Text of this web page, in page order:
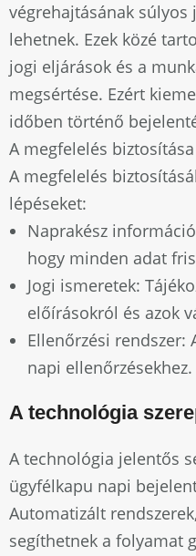
végrehajtásának súlyos
lehetnek. Ezek közé
jogi eljárások és a
megsértése. Ezért
időben történő
A megfelelés biztosítása
A megfelelés
lépéseket:
Naprakész
hogy minden adat
Jogi ismeretek:
előírásokról és azok
Ellenőrzési rendszer:
napi ellenőrzésekhez.
A technológia
A technológia jelentős
ügyfélkapu napi
Automatizált
segíthetnek a folyamat